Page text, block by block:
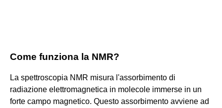
Come funziona la NMR?
La spettroscopia NMR misura l'assorbimento di
radiazione elettromagnetica in molecole immerse in un
forte campo magnetico. Questo assorbimento avviene ad